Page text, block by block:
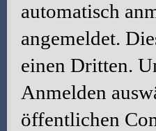
automatisch
angemeldet.
einen Dritten.
Anmelden
öffentlichen